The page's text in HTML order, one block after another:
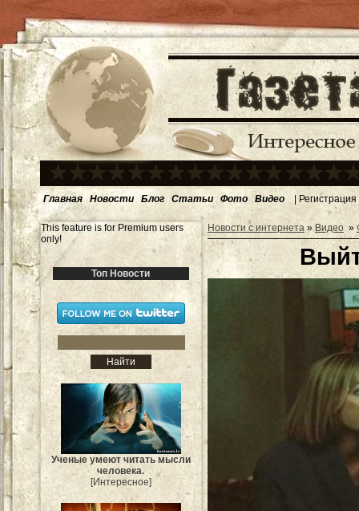
Главная Новости Блог Статьи Фото Видео | Регистрация
This feature is for Premium users
only!
Топ Новости
Ученые умеют читать мысли
человека.
[Интересное]
Новости с интернета » Видео »